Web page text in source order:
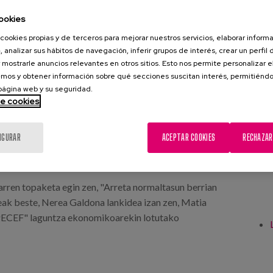
ematen zaien arreta"
topaketa egin zen, "Arreta normaltasun berrian
beste, Nerea Galdona lankidea izan zen, Matia
laguntza ekonomikoarekin lotutako
propias y de terceros para mejorar nuestros servicios, elaborar
analizar sus hábitos de navegación, inferir grupos de interés, crear un perfil
anuncios relevantes en otros sitios. Esto nos permite personalizar
y obtener información sobre qué secciones suscitan interés,
web y su seguridad.
cookies
ACEPTAR COOKIES